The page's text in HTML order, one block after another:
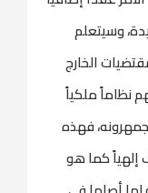
وسيتعلم
الخارج
نظاماً ملكياً
فهذه
كما هو